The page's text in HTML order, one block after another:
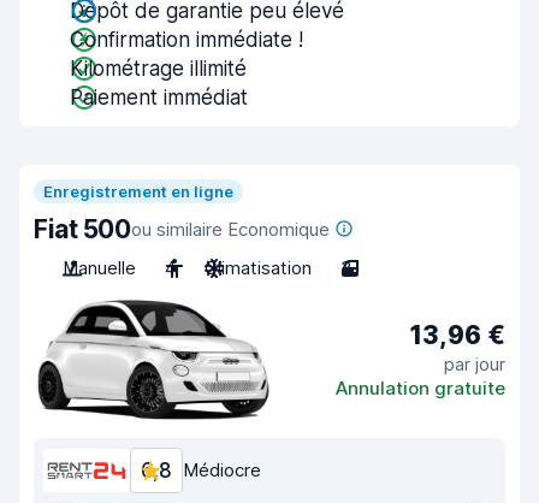
Dépôt de garantie peu élevé
Confirmation immédiate !
Kilométrage illimité
Paiement immédiat
Enregistrement en ligne
Fiat 500ou similaire Economique
Manuelle
4 Climatisation 3
13,96 €
par jour
Annulation gratuite
6,8 Médiocre